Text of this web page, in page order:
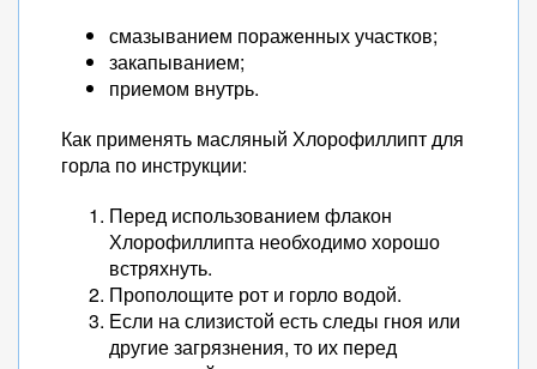
смазыванием пораженных участков;
закапыванием;
приемом внутрь.
Как применять масляный Хлорофиллипт для
горла по инструкции:
Перед использованием флакон
Хлорофиллипта необходимо хорошо
встряхнуть.
Прополощите рот и горло водой.
Если на слизистой есть следы гноя или
другие загрязнения, то их перед